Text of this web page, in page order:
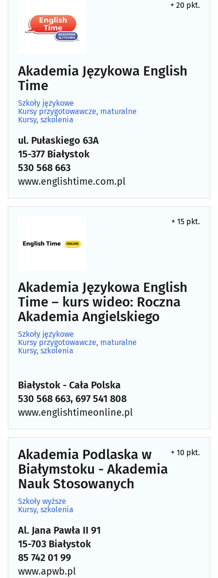
+ 20 pkt.
Akademia Językowa English
Time
Szkoły językowe
Kursy przygotowawcze, maturalne
Kursy, szkolenia
ul. Pułaskiego 63A
15-377 Białystok
530 568 663
www.englishtime.com.pl
+ 15 pkt.
Akademia Językowa English
Time – kurs wideo: Roczna
Akademia Angielskiego
Szkoły językowe
Kursy przygotowawcze, maturalne
Kursy, szkolenia
Białystok - Cała Polska
530 568 663, 697 541 808
www.englishtimeonline.pl
+ 10 pkt.
Akademia Podlaska w
Białymstoku - Akademia
Nauk Stosowanych
Szkoły wyższe
Kursy, szkolenia
Al. Jana Pawła II 91
15-703 Białystok
85 742 01 99
www.apwb.pl